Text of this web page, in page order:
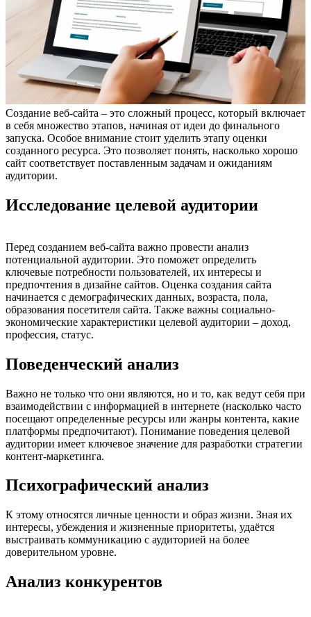
Создание веб-сайта – это сложный процесс, который включает
в себя множество этапов, начиная от идеи до финального
запуска. Особое внимание стоит уделить этапу оценки
созданного ресурса. Это позволяет понять, насколько хорошо
сайт соответствует поставленным задачам и ожиданиям
аудитории.
Исследование целевой аудитории
Перед созданием веб-сайта важно провести анализ
потенциальной аудитории. Это поможет определить
ключевые потребности пользователей, их интересы и
предпочтения в дизайне сайтов. Оценка создания сайта
начинается с демографических данных, возраста, пола,
образования посетителя сайта. Также важны социально-
экономические характеристики целевой аудитории – доход,
профессия, статус.
Поведенческий анализ
Важно не только что они являются, но и то, как ведут себя при
взаимодействии с информацией в интернете (насколько часто
посещают определенные ресурсы или жанры контента, какие
платформы предпочитают). Понимание поведения целевой
аудитории имеет ключевое значение для разработки стратегии
контент-маркетинга.
Психографический анализ
К этому относятся личные ценности и образ жизни. Зная их
интересы, убеждения и жизненные приоритеты, удаётся
выстраивать коммуникацию с аудиторией на более
доверительном уровне.
Анализ конкурентов